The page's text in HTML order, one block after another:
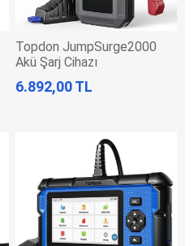
Topdon JumpSurge2000
Akü Şarj Cihazı
6.892,00 TL